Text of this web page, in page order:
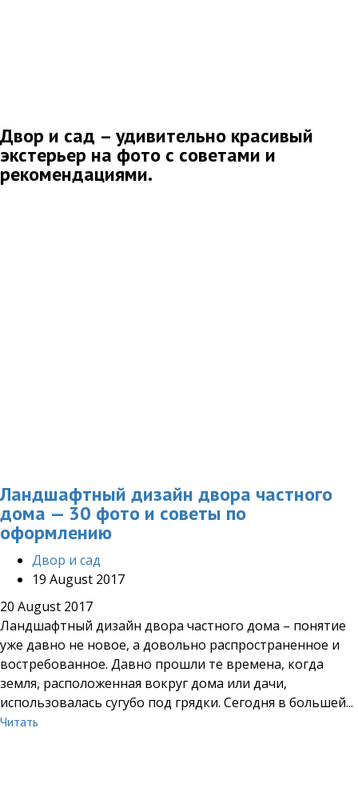
Двор и сад – удивительно красивый
экстерьер на фото с советами и
рекомендациями.
Ландшафтный дизайн двора частного
дома — 30 фото и советы по
оформлению
Двор и сад
19 August 2017
20 August 2017
Ландшафтный дизайн двора частного дома – понятие
уже давно не новое, а довольно распространенное и
востребованное. Давно прошли те времена, когда
земля, расположенная вокруг дома или дачи,
использовалась сугубо под грядки. Сегодня в большей...
Читать